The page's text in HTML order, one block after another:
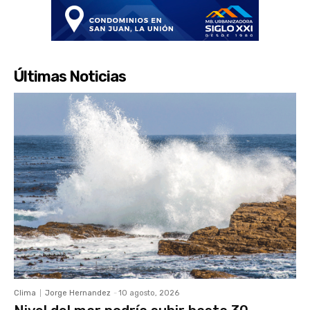
Últimas Noticias
Clima Jorge Hernandez - 10 agosto, 2026